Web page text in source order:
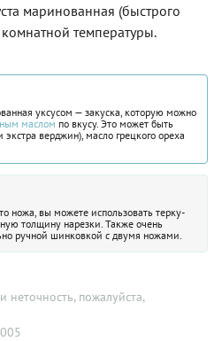
маринованная (быстрого
температуры.
уксусом — закуска, которую можно
маслом по вкусу. Это может быть
верджин), масло грецкого ореха
ножа, вы можете использовать терку-
толщину нарезки. Также очень
ручной шинковкой с двумя ножами.
пожалуйста,